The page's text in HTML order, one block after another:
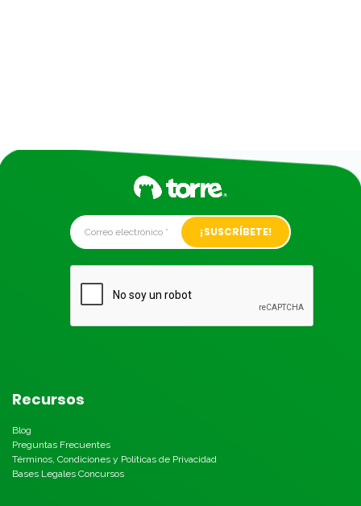
Alternative:
Recursos
Blog
Preguntas Frecuentes
Términos, Condiciones y Políticas de Privacidad
Bases Legales Concursos